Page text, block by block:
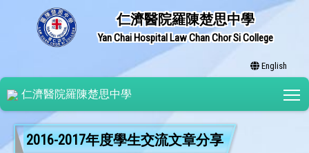
仁濟醫院羅陳楚思中學
Yan Chai Hospital Law Chan Chor Si College
English
仁濟醫院羅陳楚思中學
2016-2017年度學生交流文章分享